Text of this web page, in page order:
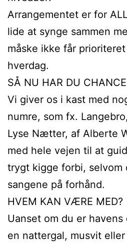
Arrangementet er for
lide at synge sammen
måske ikke får
hverdag.
SÅ NU HAR DU
Vi giver os i kast med
numre, som fx.
Lyse Nætter, af Alberte
med hele vejen til at
trygt kigge forbi, selvom
sangene på forhånd.
HVEM KAN VÆRE MED?
Uanset om du er
en nattergal, musvit